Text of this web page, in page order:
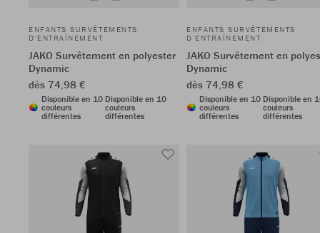
ENFANTS SURVÊTEMENTS
D'ENTRAÎNEMENT
JAKO Survêtement en polyester
Dynamic
dès 74,98 €
Disponible en 10
couleurs
différentes
Disponible en 10
couleurs
différentes
ENFANTS SURVÊTEMENTS
D'ENTRAÎNEMENT
JAKO Survêtement en
Dynamic
dès 74,98 €
Disponible en 10
couleurs
différentes
Disponible en
couleurs
différentes